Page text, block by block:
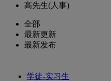
高先生(人事)
全部
最新更新
最新发布
学徒-实习生